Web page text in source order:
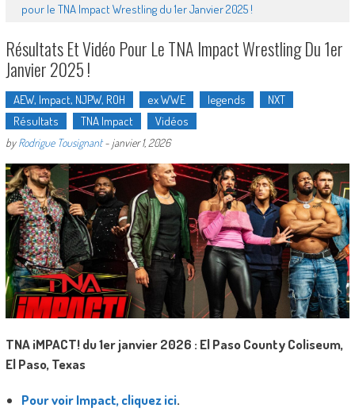
pour le TNA Impact Wrestling du 1er Janvier 2025 !
Résultats Et Vidéo Pour Le TNA Impact Wrestling Du 1er
Janvier 2025 !
AEW, Impact, NJPW, ROH ex WWE legends
NXT
Résultats
TNA Impact Vidéos
byRodrigue Tousignant- janvier 1, 2026
TNA iMPACT! du 1er janvier 2026 : El Paso County Coliseum,
El Paso, Texas
Pour voir Impact, cliquez ici.